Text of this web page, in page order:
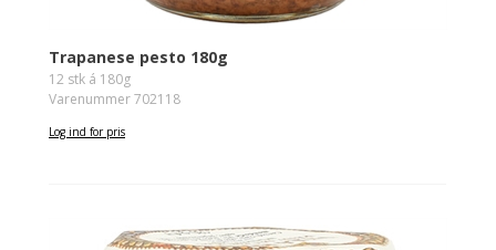
Trapanese pesto 180g
12 stk á 180g
Varenummer 702118
Log ind for pris